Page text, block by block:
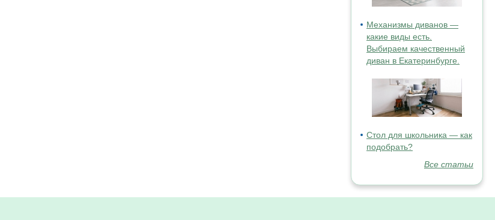
Механизмы диванов —
какие виды есть.
Выбираем качественный
диван в Екатеринбурге.
Стол для школьника — как
подобрать?
Все статьи